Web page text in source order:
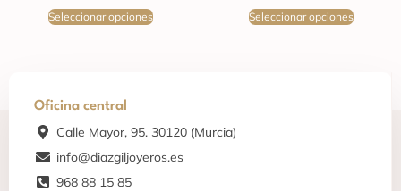
Seleccionar opciones Seleccionar opciones
Oficina central
Calle Mayor, 95. 30120 (Murcia)
info@diazgiljoyeros.es
968 88 15 85